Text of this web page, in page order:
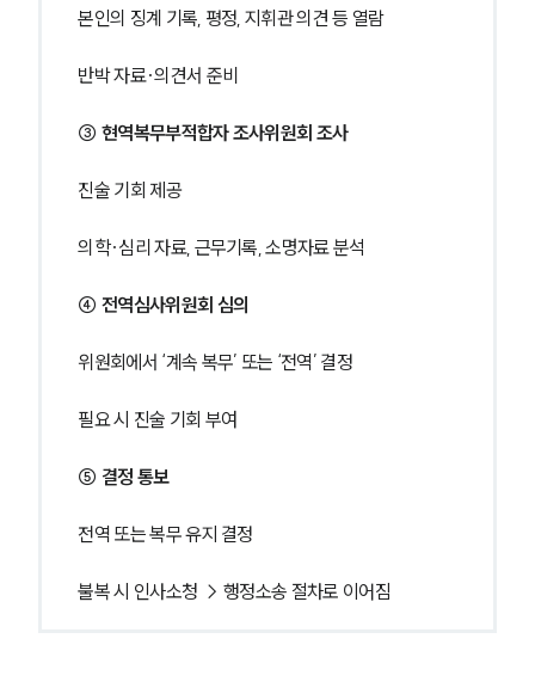
본인의 징계 기록, 평정, 지휘관 의견 등 열람
반박 자료·의견서 준비
③ 현역복무부적합자 조사위원회 조사
진술 기회 제공
의학·심리 자료, 근무기록, 소명자료 분석
④ 전역심사위원회 심의
위원회에서 ‘계속 복무’ 또는 ‘전역’ 결정
필요 시 진술 기회 부여
⑤ 결정 통보
전역 또는 복무 유지 결정
불복 시 인사소청 → 행정소송 절차로 이어짐